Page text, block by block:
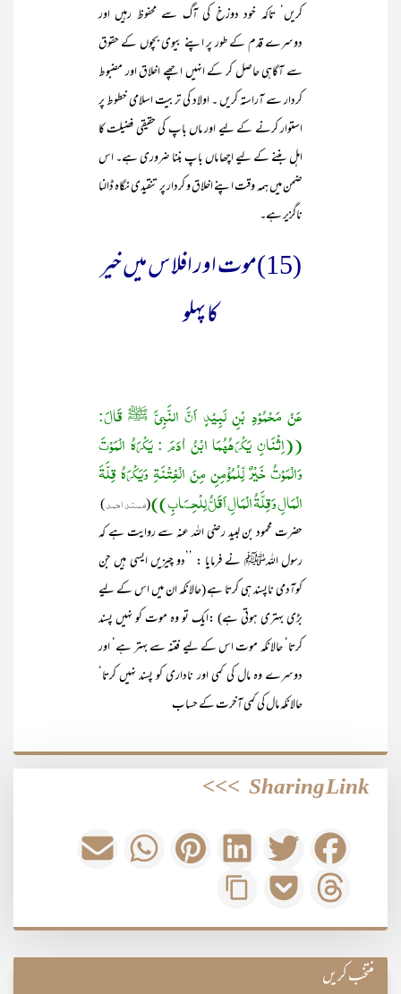
کریں‘ تاکہ خود دوزخ کی آگ سے محفوظ رہیں اور
دوسرے قدم کے طور پر اپنے بیوی بچوں کے حقوق
سے آگاہی حاصل کر کے انہیں اچھے اخلاق اور مضبوط
کردار سے آراستہ کریں ۔ اولاد کی تربیت اسلامی خطوط پر
استوار کرنے کے لیے اور ماں باپ کی حقیقی فضیلت کا
اہل بننے کے لیے اچھا ماں باپ بننا ضروری ہے۔ اس
ضمن میں ہمہ وقت اپنے اخلاق و کردار پر تنقیدی نگاہ ڈالنا
ناگزیر ہے۔
(15)موت اور افلاس میں خیر
کا پہلو
عَنْ مَحْمُوْدِ بْنِ لَبِیْدٍ اَنَّ النَّبِیَّ ﷺ قَالَ:
((اِثْنَانِ یَکْرَھُھُمَا ابْنُ اٰدَمَ : یَکْرَہُ الْمَوْتَ
وَالْمَوْتُ خَیْرٌ لِّلْمُؤْمِنِ مِنَ الْفِتْنَۃِ وَیَکْرَہُ قِلَّۃَ
الْمَالِ وَقِلَّۃُ الْمَالِ اَقَلُّ لِلْحِسَابِ))(مسند احمد)
حضرت محمود بن لبید رضی اللہ عنہ سے روایت ہے کہ
رسول اللہﷺ نے فرمایا : ’’دو چیزیں ایسی ہیں جن
کوآدمی ناپسند ہی کرتا ہے (حالانکہ ان میں اس کے لیے
بڑی بہتری ہوتی ہے) :ایک تو وہ موت کو نہیں پسند
کرتا‘ حالانکہ موت اس کے لیے فتنہ سے بہتر ہے‘ اور
دوسرے وہ مال کی کمی اور ناداری کو پسند نہیں کرتا‘
حالانکہ مال کی کمی آخرت کے حساب
Sharing Link
>>>
منتخب کریں